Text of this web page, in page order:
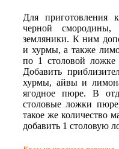
Для приготовления
черной
земляники. К ним
и хурмы, а также
по 1 столовой ложке
Добавить
хурмы, айвы и
ягодное пюре. В
столовые ложки
такое же количество
добавить 1 столовую